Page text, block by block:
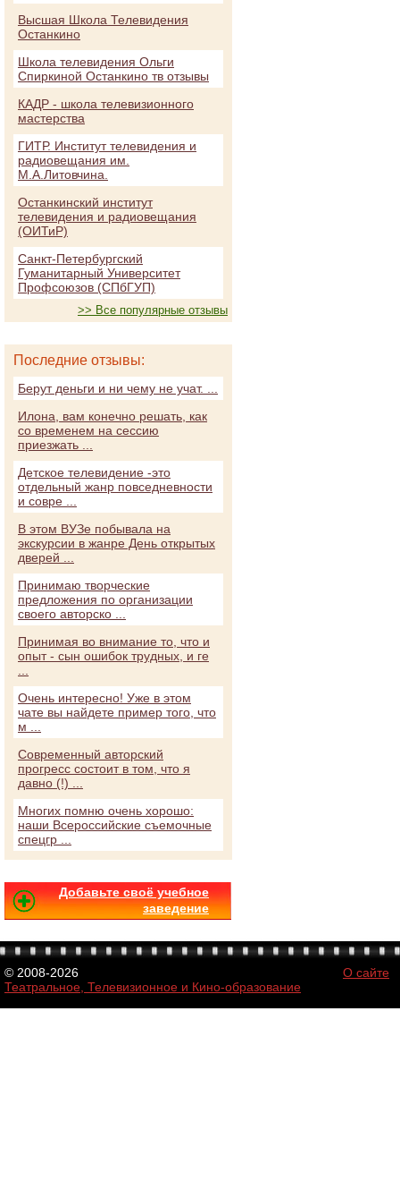
Высшая Школа Телевидения
Останкино
Школа телевидения Ольги
Спиркиной Останкино тв отзывы
КАДР - школа телевизионного
мастерства
ГИТР. Институт телевидения и
радиовещания им.
М.А.Литовчина.
Останкинский институт
телевидения и радиовещания
(ОИТиР)
Санкт-Петербургский
Гуманитарный Университет
Профсоюзов (СПбГУП)
>> Все популярные отзывы
Последние отзывы:
Берут деньги и ни чему не учат. ...
Илона, вам конечно решать, как
со временем на сессию
приезжать ...
Детское телевидение -это
отдельный жанр повседневности
и совре ...
В этом ВУЗе побывала на
экскурсии в жанре День открытых
дверей ...
Принимаю творческие
предложения по организации
своего авторско ...
Принимая во внимание то, что и
опыт - сын ошибок трудных, и ге
Очень интересно! Уже в этом
чате вы найдете пример того, что
м ...
Современный авторский
прогресс состоит в том, что я
давно (!) ...
Многих помню очень хорошо:
наши Всероссийские съемочные
спецгр ...
Добавьте своё учебное
заведение
© 2008-2026
Театральное, Телевизионное и Кино-образование
О сайте